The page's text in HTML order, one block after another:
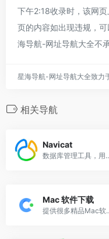
下午2:18收录时，该网
页的内容如出现违规，
海导航-网址导航大全不
星海导航-网址导航大全致力
相关导航
Navicat
数据库管理
Mac 软件下载
提供很